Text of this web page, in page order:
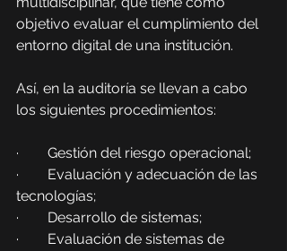
objetivo evaluar el cumplimiento del
entorno digital de una institución.
Así, en la auditoría se llevan a cabo
los siguientes procedimientos:
·        Gestión del riesgo operacional;
·        Evaluación y adecuación de las
tecnologías;
·        Desarrollo de sistemas;
·        Evaluación de sistemas de